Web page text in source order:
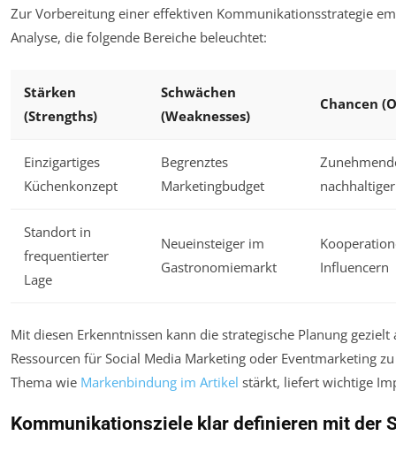
Zur Vorbereitung einer effektiven Kommunikationsstrategie
Analyse, die folgende Bereiche beleuchtet:
Stärken
(Strengths)
Schwächen
(Weaknesses)
Chancen
Einzigartiges
Küchenkonzept
Begrenztes
Marketingbudget
Standort in
frequentierter
Lage
Neueinsteiger im
Gastronomiemarkt
Influencern
Mit diesen Erkenntnissen kann die strategische Planung
Ressourcen für Social Media Marketing oder Eventmarketing
Thema wie Markenbindung im Artikel stärkt, liefert wichtige
Kommunikationsziele klar definieren mit der